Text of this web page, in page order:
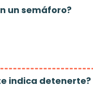
un semáforo?
indica detenerte?